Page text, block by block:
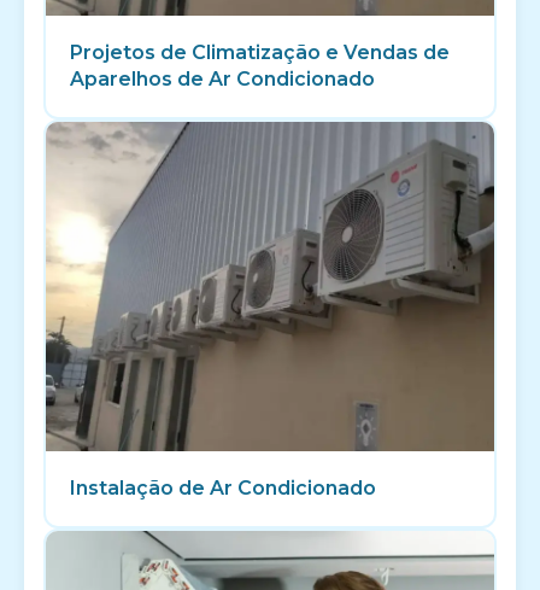
Projetos de Climatização e Vendas de
Aparelhos de Ar Condicionado
Instalação de Ar Condicionado